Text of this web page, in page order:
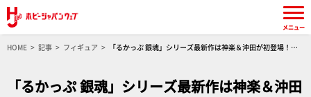
HOME 記事 フィギュア
「るかっぷ 銀魂」シリーズ最新作は神楽＆沖田が初登場！！7
「るかっぷ 銀魂」シリーズ最新作は神楽＆沖田
メニュー